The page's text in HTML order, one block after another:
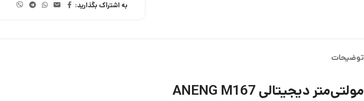
به اشتراک بگذارید:
توضیحات
مولتی‌متر دیجیتالی ANENG M167